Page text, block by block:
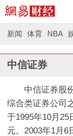
新闻 体育 NBA
中信证券
中信证券股份
综合类证券公司
于1995年10月25
元。2003年1月6